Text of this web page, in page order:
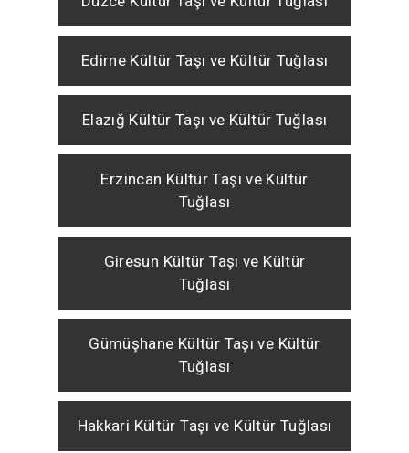
Edirne Kültür Taşı ve Kültür Tuğlası
Elazığ Kültür Taşı ve Kültür Tuğlası
Erzincan Kültür Taşı ve Kültür
Tuğlası
Giresun Kültür Taşı ve Kültür
Tuğlası
Gümüşhane Kültür Taşı ve Kültür
Tuğlası
Hakkari Kültür Taşı ve Kültür Tuğlası